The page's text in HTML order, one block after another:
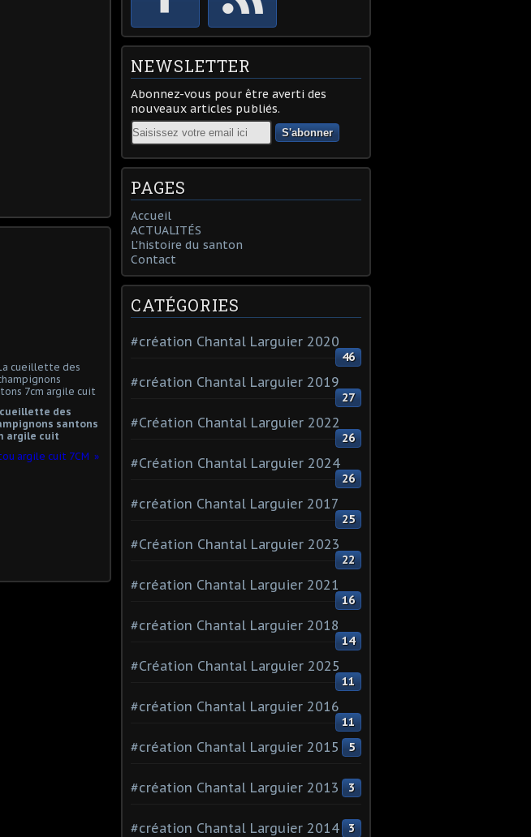
des
santons
argile cuit
argile cuit 7CM
NEWSLETTER
Abonnez-vous pour être averti des
nouveaux articles publiés.
Email
PAGES
Accueil
ACTUALITÉS
L'histoire du santon
Contact
CATÉGORIES
#création Chantal Larguier 2020
46
#création Chantal Larguier 2019
27
#Création Chantal Larguier 2022
26
#Création Chantal Larguier 2024
26
#création Chantal Larguier 2017
25
#Création Chantal Larguier 2023
22
#création Chantal Larguier 2021
16
#création Chantal Larguier 2018
14
#Création Chantal Larguier 2025
11
#création Chantal Larguier 2016
11
#création Chantal Larguier 2015 5
#création Chantal Larguier 2013 3
#création Chantal Larguier 2014 3